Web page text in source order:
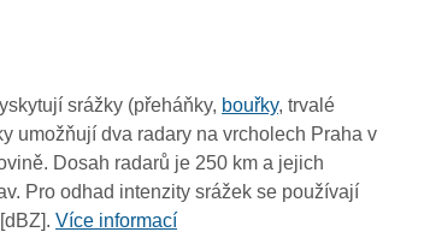
13:15
13:05
12:55
12:45
srážky (přeháňky, bouřky, trvalé
umožňují dva radary na vrcholech Praha v
Dosah radarů je 250 km a jejich
Pro odhad intenzity srážek se používají
[dBZ].Více informací